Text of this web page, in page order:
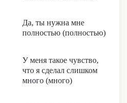
Да, ты нужна мне
полностью (полностью)
У меня такое чувство,
что я сделал слишком
много (много)